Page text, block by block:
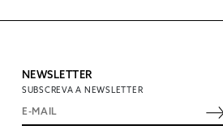
NEWSLETTER
SUBSCREVA A NEWSLETTER